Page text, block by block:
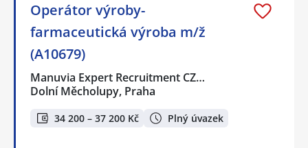
Operátor výroby-
farmaceutická výroba m/ž
(A10679)
Manuvia Expert Recruitment CZ…
Dolní Měcholupy, Praha
34 200 – 37 200 Kč Plný úvazek